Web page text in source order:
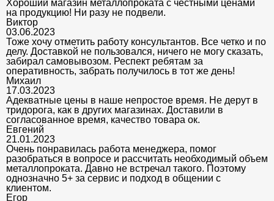
Хороший магазин металлопроката с честными ценами
на продукцию! Ни разу не подвели.
Виктор
03.06.2023
Тоже хочу отметить работу консультантов. Все четко и по
делу. Доставкой не пользовался, ничего не могу сказать,
забирал самовывозом. Респект ребятам за
оперативность, забрать получилось в тот же день!
Михаил
17.03.2023
Адекватные цены в наше непростое время. Не дерут в
тридорога, как в других магазинах. Доставили в
согласованное время, качество товара ок.
Евгений
21.01.2023
Очень понравилась работа менеджера, помог
разобраться в вопросе и рассчитать необходимый объем
металлопроката. Давно не встречал такого. Поэтому
однозначно 5+ за сервис и подход в общении с
клиентом.
Егор